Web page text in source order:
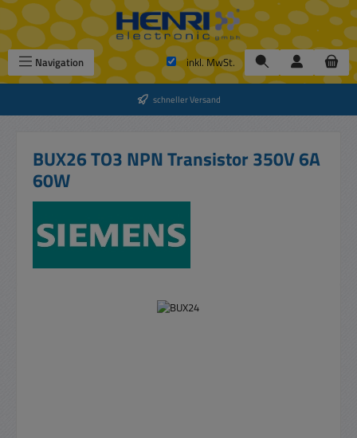
Zum Hauptinhalt springen
Navigation inkl. MwSt.
schneller Versand
BUX26 TO3 NPN Transistor 350V 6A
60W